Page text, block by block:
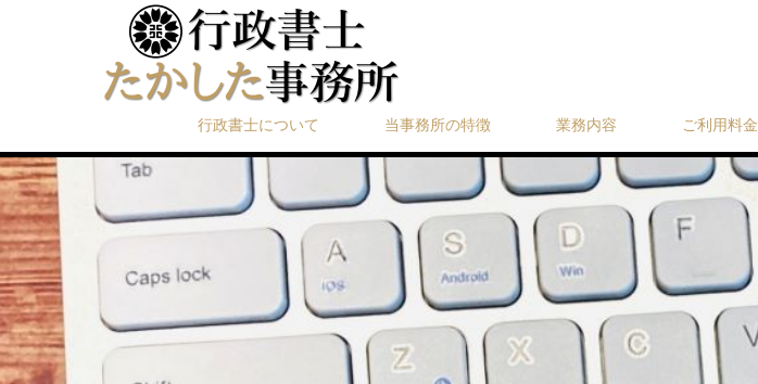
行政書士について 当事務所の特徴 業務内容 ご利用料金